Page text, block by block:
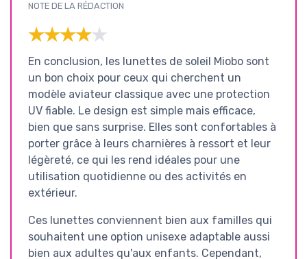
NOTE DE LA RÉDACTION
★★★★★
★★★★★
En conclusion, les lunettes de soleil Miobo sont
un bon choix pour ceux qui cherchent un
modèle aviateur classique avec une protection
UV fiable. Le design est simple mais efficace,
bien que sans surprise. Elles sont confortables à
porter grâce à leurs charnières à ressort et leur
légèreté, ce qui les rend idéales pour une
utilisation quotidienne ou des activités en
extérieur.
Ces lunettes conviennent bien aux familles qui
souhaitent une option unisexe adaptable aussi
bien aux adultes qu'aux enfants. Cependant,